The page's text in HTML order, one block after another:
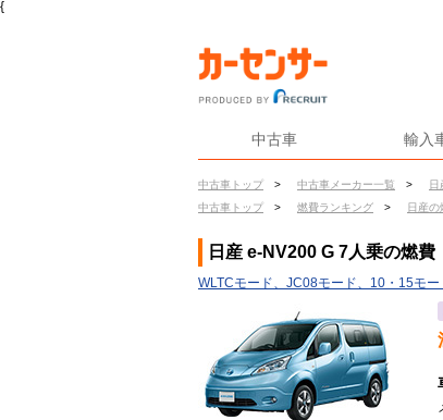
{
中古車 輸入
中古車トップ > 中古車メーカー一覧 > 日
中古車トップ
> 燃費ランキング > 日産
日産 e-NV200 G 7人乗の燃費
WLTCモード、JC08モード、10・15モー